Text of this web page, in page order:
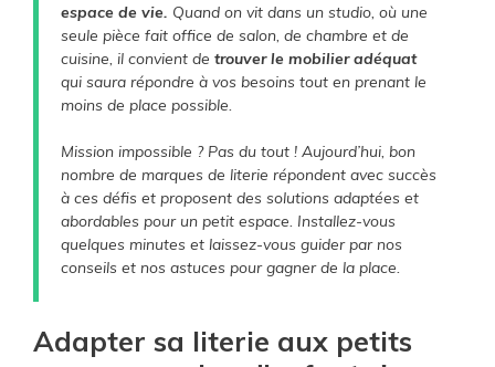
e
espace de vie. Quand on vit dans un studio, où une
seule pièce fait office de salon, de chambre et de
cuisine, il convient de trouver le mobilier adéquat
qui saura répondre à vos besoins tout en prenant le
moins de place possible.
Mission impossible ? Pas du tout ! Aujourd’hui, bon
nombre de marques de literie répondent avec succès
à ces défis et proposent des solutions adaptées et
abordables pour un petit espace. Installez-vous
quelques minutes et laissez-vous guider par nos
conseils et nos astuces pour gagner de la place.
Adapter sa literie aux petits